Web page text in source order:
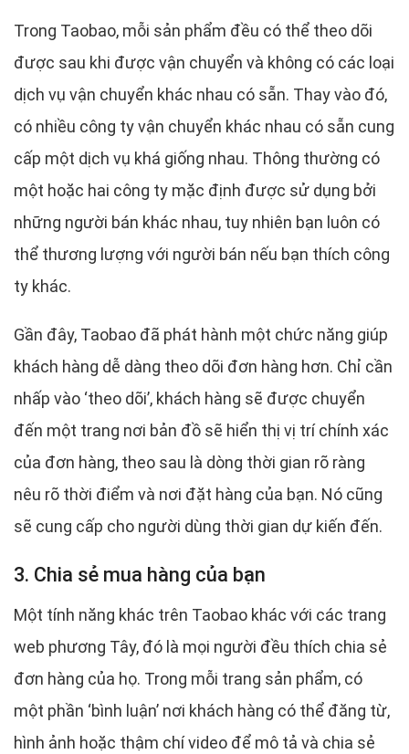
Trong Taobao, mỗi sản phẩm đều có thể theo dõi
được sau khi được vận chuyển và không có các loại
dịch vụ vận chuyển khác nhau có sẵn. Thay vào đó,
có nhiều công ty vận chuyển khác nhau có sẵn cung
cấp một dịch vụ khá giống nhau. Thông thường có
một hoặc hai công ty mặc định được sử dụng bởi
những người bán khác nhau, tuy nhiên bạn luôn có
thể thương lượng với người bán nếu bạn thích công
ty khác.
Gần đây, Taobao đã phát hành một chức năng giúp
khách hàng dễ dàng theo dõi đơn hàng hơn. Chỉ cần
nhấp vào ‘theo dõi’, khách hàng sẽ được chuyển
đến một trang nơi bản đồ sẽ hiển thị vị trí chính xác
của đơn hàng, theo sau là dòng thời gian rõ ràng
nêu rõ thời điểm và nơi đặt hàng của bạn. Nó cũng
sẽ cung cấp cho người dùng thời gian dự kiến ​​đến.
3. Chia sẻ mua hàng của bạn
Một tính năng khác trên Taobao khác với các trang
web phương Tây, đó là mọi người đều thích chia sẻ
đơn hàng của họ. Trong mỗi trang sản phẩm, có
một phần ‘bình luận’ nơi khách hàng có thể đăng từ,
hình ảnh hoặc thậm chí video để mô tả và chia sẻ